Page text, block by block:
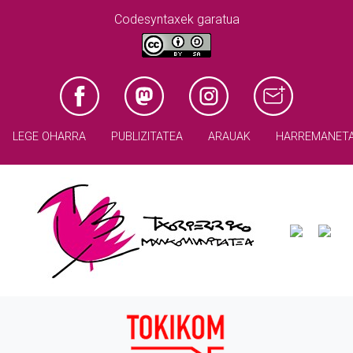
Codesyntaxek garatua
LEGE OHARRA PUBLIZITATEA ARAUAK